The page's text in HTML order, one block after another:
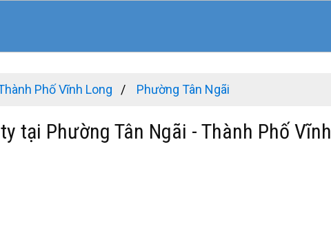
Phố Vĩnh Long Phường Tân Ngãi
tại Phường Tân Ngãi - Thành Phố Vĩnh